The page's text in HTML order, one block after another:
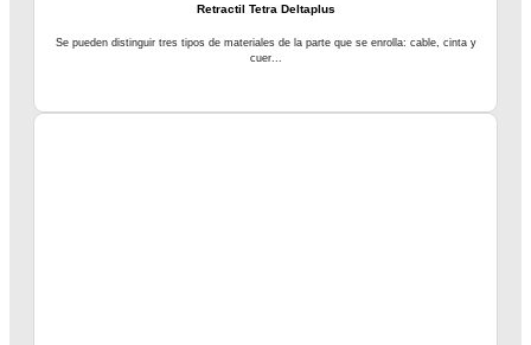
Retractil Tetra Deltaplus
Se pueden distinguir tres tipos de materiales de la parte que se enrolla: cable, cinta y
cuer...